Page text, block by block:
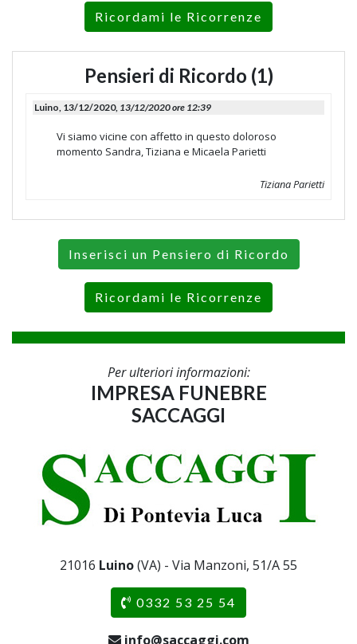
Ricordami le Ricorrenze
Pensieri di Ricordo (1)
Luino, 13/12/2020, 13/12/2020 ore 12:39
Vi siamo vicine con affetto in questo doloroso
momento Sandra, Tiziana e Micaela Parietti
Tiziana Parietti
Inserisci un Pensiero di Ricordo
Ricordami le Ricorrenze
Per ulteriori informazioni:
IMPRESA FUNEBRE
SACCAGGI
21016 Luino(VA) - Via Manzoni, 51/A 55
0332 53 25 54
info@saccaggi.com